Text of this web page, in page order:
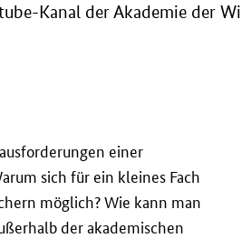
Kanal der Akademie der
einer
sich für ein kleines Fach
möglich? Wie kann man
der akademischen